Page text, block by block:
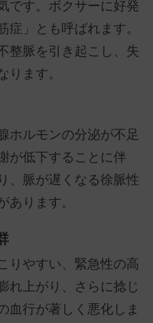
です。ボクサーに好発
症」とも呼ばれます。
整脈を引き起こし、失
ります。
ホルモンの分泌が不足
が低下することに伴
、脈が遅くなる徐脈性
あります。
りやすい、緊急性の高
れ上がり、さらに捻じ
血行が著しく悪化しま